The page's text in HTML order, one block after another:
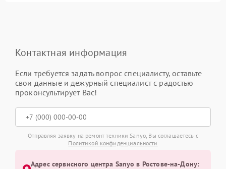
Контактная информация
Если требуется задать вопрос специалисту, оставьте
свои данные и дежурный специалист с радостью
проконсультирует Вас!
Отправляя заявку на ремонт техники Sanyo, Вы соглашаетесь с
Политикой конфиденциальности
Адрес сервисного центра Sanyo в Ростове-на-Дону: